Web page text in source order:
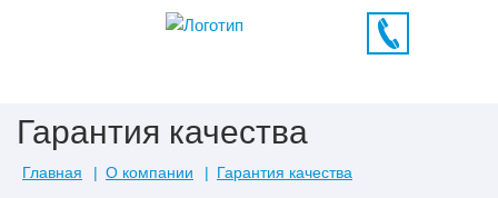
Гарантия качества
Главная О компании Гарантия качества